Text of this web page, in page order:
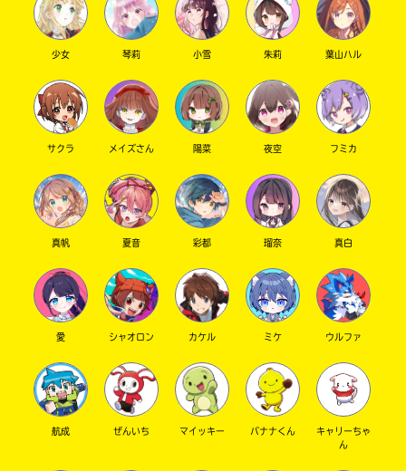
少女 琴莉 小雪 朱莉 葉山ハル
サクラ メイズさん 陽菜 夜空 フミカ
真帆 夏音 彩都 瑠奈 真白
愛 シャオロン カケル ミケ ウルファ
航成 ぜんいち マイッキー バナナくん
キャリーちゃ
ん